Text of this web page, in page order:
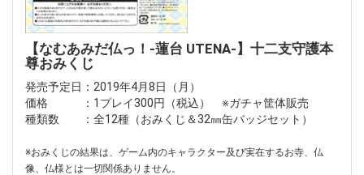
【なむあみだ仏っ！-蓮台 UTENA-】十二支守護本
尊おみくじ
発売予定日：2019年4月8日（月）
価格 ：1プレイ300円（税込） ※ガチャ筐体販売
種類数 ：全12種（おみくじ＆32㎜缶バッジセット）
※おみくじの結果は、ゲーム内のキャラクター及び実在するお寺、仏
像、仏様とは一切関係ありません。